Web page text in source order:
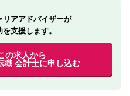
アアドバイザーが
支援します。
の求人から
職 会計士に申し込む